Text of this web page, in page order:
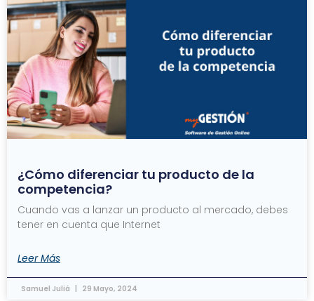
¿Cómo diferenciar tu producto de la
competencia?
Cuando vas a lanzar un producto al mercado, debes
tener en cuenta que Internet
Leer Más
Samuel Juliá 29 Mayo, 2024